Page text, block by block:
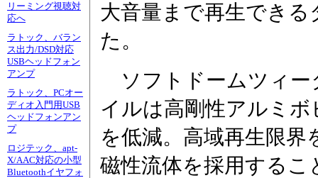
リーミング視聴対
応へ
ラトック、バラン
ス出力/DSD対応
USBヘッドフォン
アンプ
ラトック、PCオー
ディオ入門用USB
ヘッドフォンアン
プ
ロジテック、apt-
X/AAC対応の小型
Bluetoothイヤフォ
大音量まで再生でき
た。
ソフトドームツィー
イルは高剛性アルミ
を低減。高域再生限
磁性流体を採用する